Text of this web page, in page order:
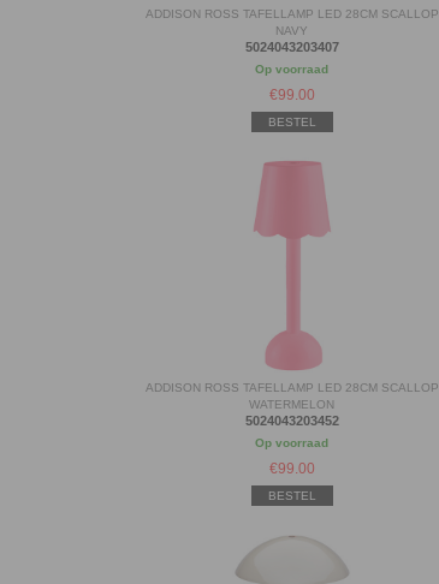
ADDISON ROSS TAFELLAMP LED 28CM SCALLOP
NAVY
5024043203407
Op voorraad
€99.00
BESTEL
ADDISON ROSS TAFELLAMP LED 28CM SCALLOP
WATERMELON
5024043203452
Op voorraad
€99.00
BESTEL